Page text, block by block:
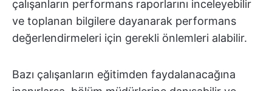
çalışanların performans raporlarını inceleyebilir
ve toplanan bilgilere dayanarak performans
değerlendirmeleri için gerekli önlemleri alabilir.
Bazı çalışanların eğitimden faydalanacağına